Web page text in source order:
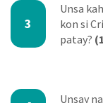
3
Unsa
kon si
patay?
Unsay